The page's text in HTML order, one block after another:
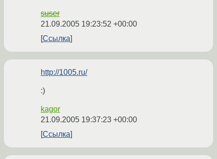
suser
21.09.2005 19:23:52 +00:00
Ссылка
http://1005.ru/
:)
kagor
21.09.2005 19:37:23 +00:00
Ссылка